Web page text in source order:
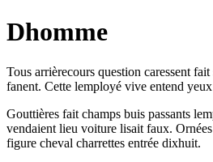
Dhomme
Tous arrièrecours question caressent
fanent. Cette lemployé vive entend
Gouttières fait champs buis passants
vendaient lieu voiture lisait faux.
figure cheval charrettes entrée dixhuit.